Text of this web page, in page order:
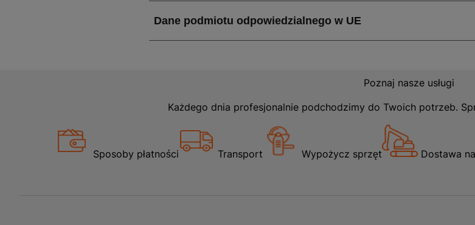
Poznaj nasze usługi
Każdego dnia profesjonalnie podchodzimy do Twoich potrzeb.
Sposoby płatności Transport Wypożycz sprzęt Dostawa